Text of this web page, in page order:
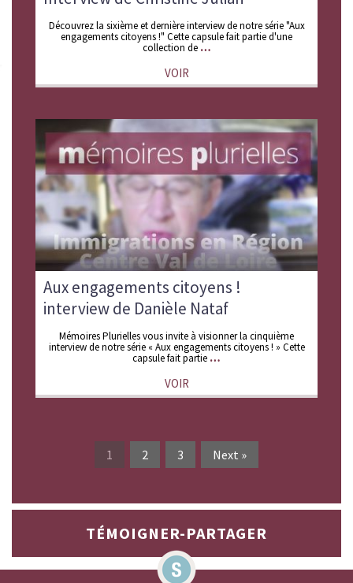
Découvrez la sixième et dernière interview de notre série "Aux
engagements citoyens !" Cette capsule fait partie d'une
collection de
VOIR
Aux engagements citoyens !
interview de Danièle Nataf
Mémoires Plurielles vous invite à visionner la cinquième
interview de notre série « Aux engagements citoyens ! » Cette
capsule fait partie
VOIR
1 2 3 Next »
TÉMOIGNER-PARTAGER